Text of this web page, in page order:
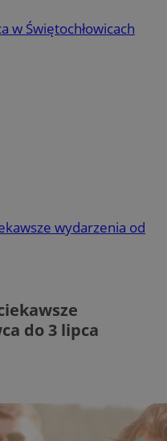
w Świętochłowicach
wydarzenia od
do 3 lipca